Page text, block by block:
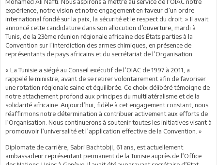
expérience, notre vision et notre engagement en faveur d’un ordre
international fondé sur la paix, la sécurité et le respect du droit. » Il avait
annoncé cette candidature dans son allocution d’ouverture, mardi à
Tunis, de la 23ème réunion régionale africaine des États parties à la
Convention sur l’interdiction des armes chimiques, en présence de
représentants de pays africains et du secrétariat de l’Organisation.
« La Tunisie a siégé au Conseil exécutif de l’OIAC de 1997 à 2011, a
rappelé le ministre, avant de se retirer volontairement afin de favoriser
une rotation régionale saine et équilibrée. Ce choix délibéré témoigne de
notre attachement profond aux principes du multilatéralisme et de la
solidarité africaine. Aujourd’hui, fidèle à cet engagement constant, nous
réaffirmons notre détermination à contribuer activement aux efforts de
l’Organisation. Nous continuerons à soutenir toutes les initiatives visant à
promouvoir l’universalité et l’application effective de la Convention. »
Diplomate de carrière, Sabri Bachtobji, 61 ans, est actuellement
ambassadeur représentant permanent de la Tunisie auprès de l’Office